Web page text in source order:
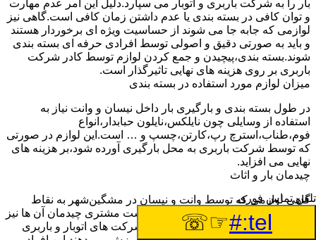
بار را به شرکت باربری و اتوبار می سپارد.دلیل این امر عدم مهارت
و توان کافی در بسته بندی یا عدم داشتن زمان کافی است.گاهی نیز
لوازمی که جابه جا می شوند از حساسیت ویژه ای برخوردار هستند
و باید به صورتی دقیق و اصولی توسط افرادی حرفه ای بسته بندی
شوند.بسته بندی،پیچیدن و جمع کردن لوازم توسط کادر شرکت
باربری بر روی هزینه های نهایی تاثیرگذار است.
میزان لوازم مورد استفاده در بسته بندی
در طول بسته بندی و بارگیری بار داخل نیسان و وانت نیاز به
استفاده از وسایلی چون نایلکس،نایلون حبابدار،انواع
فوم،طناب،استرچ رپ،کارتن،چسپ و … است.این لوازم در صورتی
که توسط شرکت باربری به محل بارگیری آورده شود،بر هزینه های
نهایی می افزاید.
چیدمان بار و اثاث
گاهی لوازمی که توسط وانت و نیسان در مشگین‌شهر به نقاط
مختلف جابه جا می شوند،بنا به درخواست مشتری چیدمان آن ها نیز
توسط شرکت باربری انجام می گیرد.شرکت های اتوبار و باربری
تلفن تماس فوری
tel:#
☞☏